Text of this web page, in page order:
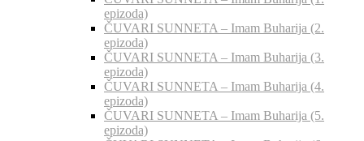
epizoda)
ČUVARI SUNNETA – Imam Buharija (2.
epizoda)
ČUVARI SUNNETA – Imam Buharija (3.
epizoda)
ČUVARI SUNNETA – Imam Buharija (4.
epizoda)
ČUVARI SUNNETA – Imam Buharija (5.
epizoda)